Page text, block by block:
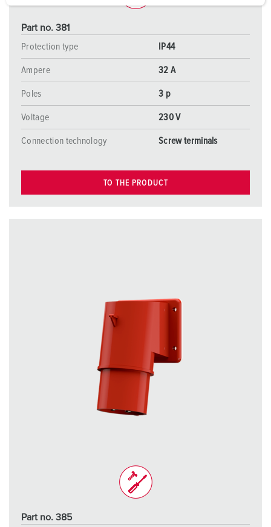
Part no. 381
Protection type
IP44
Ampere 32 A
Poles 3 p
Voltage 230 V
Connection technology Screw terminals
TO THE PRODUCT
Part no. 385